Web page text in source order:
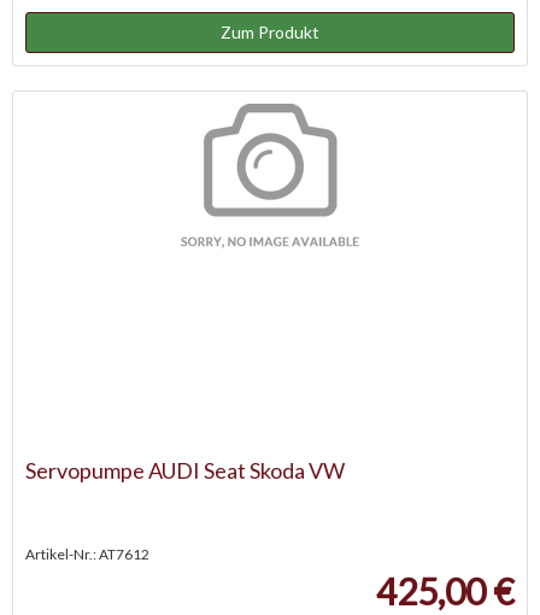
Zum Produkt
Servopumpe AUDI Seat Skoda VW
Artikel-Nr.: AT7612
425,00 €